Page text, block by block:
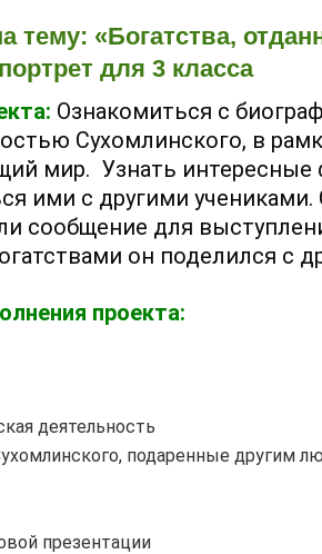
тему: «Богатства,
для 3 класса
Ознакомиться с
Сухомлинского, в
мир. Узнать интересные
ими с другими учениками.
сообщение для
он поделился с
проекта:
деятельность
подаренные другим
презентации